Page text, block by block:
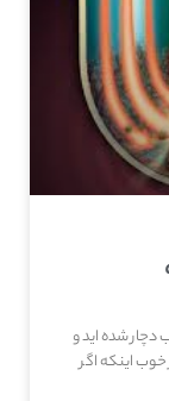
دچار شده اید و
اینکه اگر